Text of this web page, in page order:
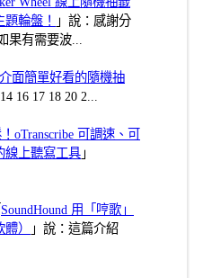
輪盤！
」說：感謝分
果有需要波...
面簡單好看的隨機抽
16 17 18 20 2...
oTranscribe 可調速、可
線上聽寫工具 」
SoundHound 用「哼歌」
）
」說：這篇介紹